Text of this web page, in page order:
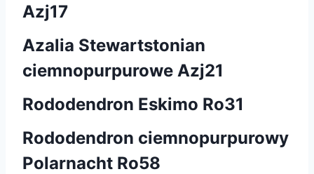
Azj17
Azalia Stewartstonian
ciemnopurpurowe Azj21
Rododendron Eskimo Ro31
Rododendron ciemnopurpurowy
Polarnacht Ro58